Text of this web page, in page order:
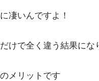
凄いんですよ！
けで全く違う結果にな
メリットです